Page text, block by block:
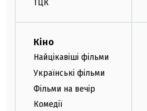
ТЦК
Кіно
Найцікавіші фільми
Українські фільми
Фільми на вечір
Комедії